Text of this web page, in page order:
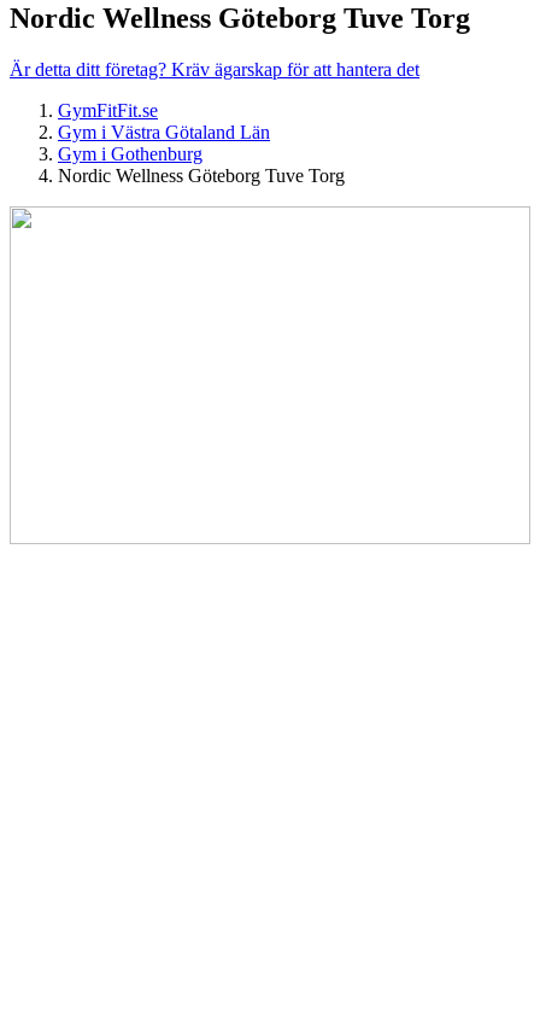
Nordic Wellness Göteborg Tuve Torg
Är detta ditt företag? Kräv ägarskap för att hantera det
GymFitFit.se
Gym i Västra Götaland Län
Gym i Gothenburg
Nordic Wellness Göteborg Tuve Torg